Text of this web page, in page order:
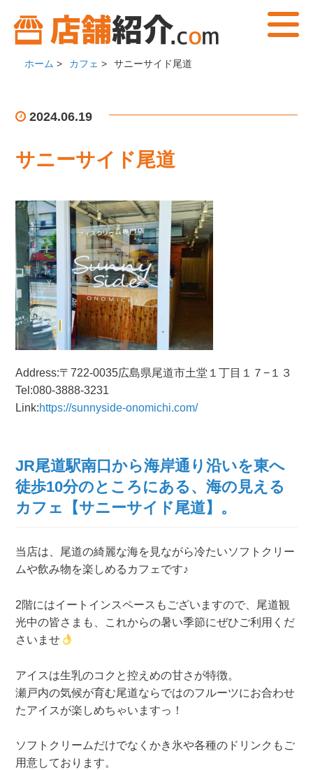
ホーム > カフェ > サニーサイド尾道
2024.06.19
サニーサイド尾道
Address:〒722-0035広島県尾道市土堂１丁目１７−１３
Tel:080-3888-3231
Link:https://sunnyside-onomichi.com/
JR尾道駅南口から海岸通り沿いを東へ
徒歩10分のところにある、海の見える
カフェ【サニーサイド尾道】。
当店は、尾道の綺麗な海を見ながら冷たいソフトクリー
ムや飲み物を楽しめるカフェです♪
2階にはイートインスペースもございますので、尾道観
光中の皆さまも、これからの暑い季節にぜひご利用くだ
さいませ
アイスは生乳のコクと控えめの甘さが特徴。
瀬戸内の気候が育む尾道ならではのフルーツにお合わせ
たアイスが楽しめちゃいますっ！
ソフトクリームだけでなくかき氷や各種のドリンクもご
用意しております。